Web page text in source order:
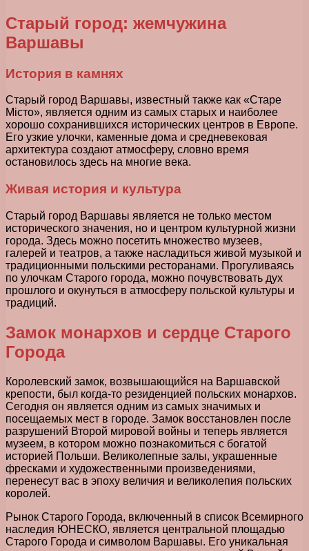
Старый город: жемчужина
Варшавы
История в камнях
Старый город Варшавы, известный также как «Старе
Місто», является одним из самых старых и наиболее
хорошо сохранившихся исторических центров в Европе.
Его узкие улочки, каменные дома и средневековая
архитектура создают атмосферу, словно время
остановилось здесь на многие века.
Живая история и культура
Старый город Варшавы является не только местом
исторического значения, но и центром культурной жизни
города. Здесь можно посетить множество музеев,
галерей и театров, а также насладиться живой музыкой и
традиционными польскими ресторанами. Прогуливаясь
по улочкам Старого города, можно почувствовать дух
прошлого и окунуться в атмосферу польской культуры и
традиций.
Замок монархов и сердце Старого
Города
Королевский замок, возвышающийся на Варшавской
крепости, был когда-то резиденцией польских монархов.
Сегодня он является одним из самых значимых и
посещаемых мест в городе. Замок восстановлен после
разрушений Второй мировой войны и теперь является
музеем, в котором можно познакомиться с богатой
историей Польши. Великолепные залы, украшенные
фресками и художественными произведениями,
перенесут вас в эпоху величия и великолепия польских
королей.
Рынок Старого Города, включенный в список Всемирного
наследия ЮНЕСКО, является центральной площадью
Старого Города и символом Варшавы. Его уникальная